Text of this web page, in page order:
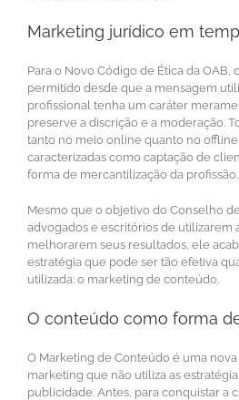
Marketing jurídico em
Para o Novo Código de Ética da
permitido desde que a mensagem
profissional tenha um caráter
preserve a discrição e a moderação.
tanto no meio online quanto no
caracterizadas como captação de
forma de mercantilização da profissão.
Mesmo que o objetivo do Conselho
advogados e escritórios de utilizarem
melhorarem seus resultados, ele
estratégia que pode ser tão efetiva
utilizada: o marketing de conteúdo.
O conteúdo como forma
O Marketing de Conteúdo é uma
marketing que não utiliza as
publicidade. Antes, para conquistar a